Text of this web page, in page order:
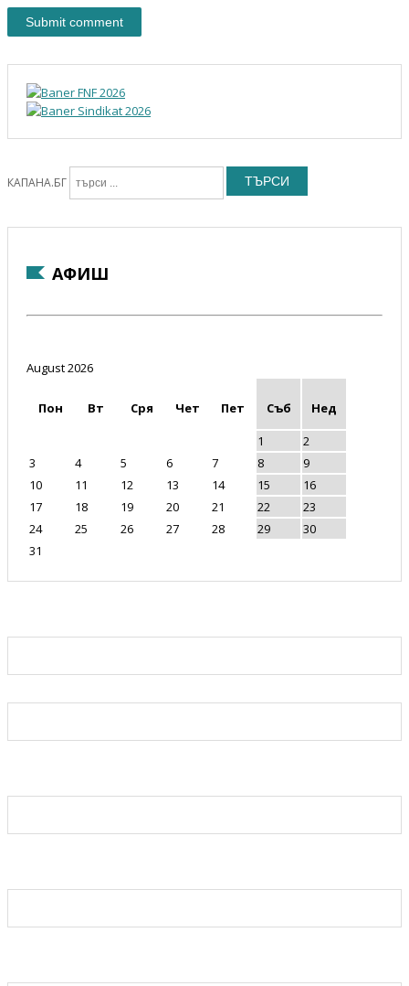
КАПАНА.БГ ТЪРСИ
АФИШ
August 2026
Пон Вт Сря Чет Пет Съб
Нед
1
2
3
4 5 6 7 8
9
10
11 12 13 14 15
16
17
18 19 20 21 22
23
24
25 26 27 28 29
30
31